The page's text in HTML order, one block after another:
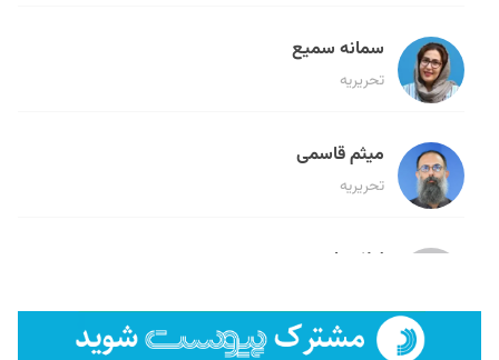
سمانه سمیع
تحریریه
میثم قاسمی
تحریریه
لیلا حنارود